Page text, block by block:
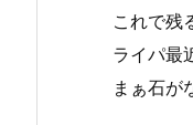
これで残
ライパ最
まぁ石が